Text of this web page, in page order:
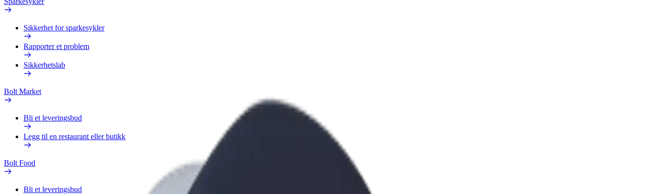
Sikkerhet for sparkesykler
Rapporter et problem
Sikkerhetslab
Bolt Market
Bli et leveringsbud
Legg til en restaurant eller butikk
Bolt Food
Bli et leveringsbud